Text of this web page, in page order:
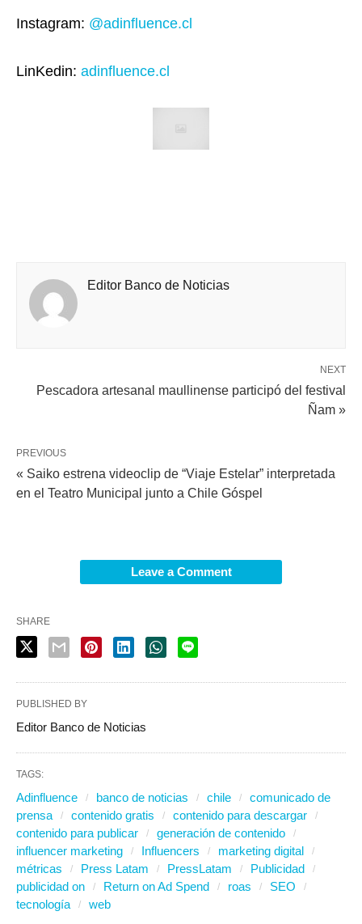
Instagram: @adinfluence.cl
LinKedin: adinfluence.cl
Editor Banco de Noticias
NEXT
Pescadora artesanal maullinense participó del festival
Ñam »
PREVIOUS
« Saiko estrena videoclip de “Viaje Estelar” interpretada
en el Teatro Municipal junto a Chile Góspel
Leave a Comment
SHARE
PUBLISHED BY
Editor Banco de Noticias
TAGS:
Adinfluence banco de noticias chile
comunicado de
prensa
contenido gratis
contenido para descargar
contenido para publicar
generación de contenido
influencer marketing
Influencers
marketing digital
métricas
Press Latam PressLatam
Publicidad
publicidad on
Return on Ad Spend roas
SEO
tecnología
web